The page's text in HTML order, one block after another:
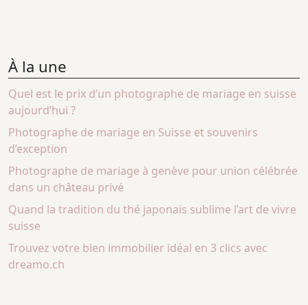
À la une
Quel est le prix d’un photographe de mariage en suisse
aujourd’hui ?
Photographe de mariage en Suisse et souvenirs
d’exception
Photographe de mariage à genève pour union célébrée
dans un château privé
Quand la tradition du thé japonais sublime l’art de vivre
suisse
Trouvez votre bien immobilier idéal en 3 clics avec
dreamo.ch